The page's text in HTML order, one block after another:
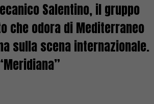
Salentino, il gruppo
che odora di Mediterraneo
sulla scena internazionale.